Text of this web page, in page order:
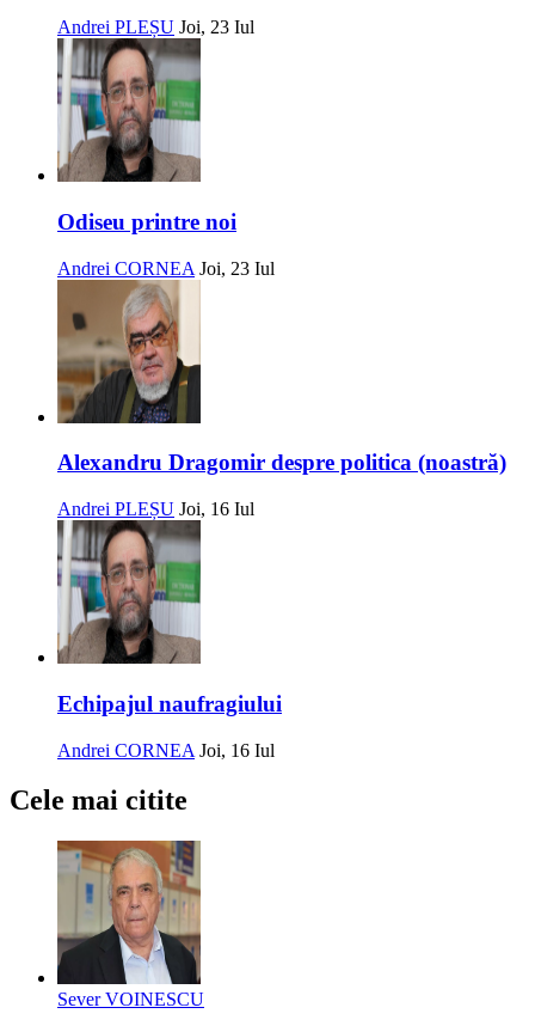
Andrei PLEȘU Joi, 23 Iul
Odiseu printre noi
Andrei CORNEA Joi, 23 Iul
Alexandru Dragomir despre politica (noastră)
Andrei PLEȘU Joi, 16 Iul
Echipajul naufragiului
Andrei CORNEA Joi, 16 Iul
Cele mai citite
Sever VOINESCU